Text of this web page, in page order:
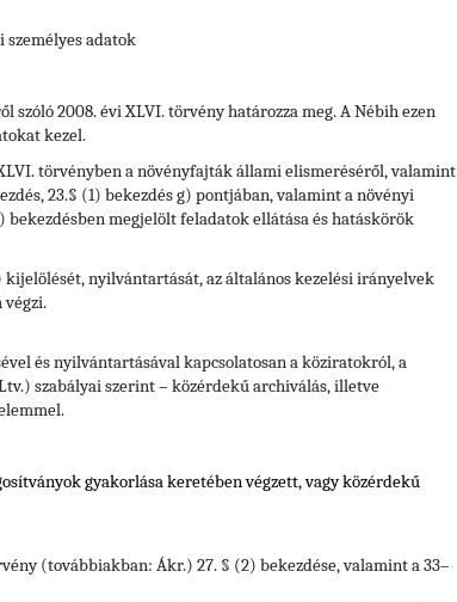
személyes adatok
2008. évi XLVI. törvény határozza meg. A Nébih ezen
kezel.
törvényben a növényfajták állami elismeréséről, valamint
23.§ (1) bekezdés g) pontjában, valamint a növényi
megjelölt feladatok ellátása és hatáskörök
nyilvántartását, az általános kezelési irányelvek
és nyilvántartásával kapcsolatosan a köziratokról, a
szabályai szerint – közérdekű archiválás, illetve
gyakorlása keretében végzett, vagy közérdekű
(továbbiakban: Ákr.) 27. § (2) bekezdése, valamint a 33–